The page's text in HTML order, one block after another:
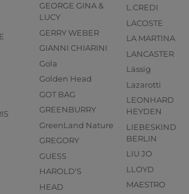
GEORGE GINA &
LUCY
GERRY WEBER
GIANNI CHIARINI
Gola
Golden Head
GOT BAG
GREENBURRY
GreenLand Nature
GREGORY
GUESS
HAROLD'S
HEAD
L.CREDI
LACOSTE
LA MARTINA
LANCASTER
Lässig
Lazarotti
LEONHARD
HEYDEN
LIEBESKIND
BERLIN
LIU JO
LLOYD
MAESTRO